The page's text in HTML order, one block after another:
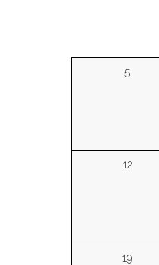
5
12
19